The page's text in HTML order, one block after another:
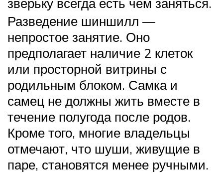
Разведение шиншилл —
непростое занятие. Оно
предполагает наличие 2 клеток
или просторной витрины с
родильным блоком. Самка и
самец не должны жить вместе в
течение полугода после родов.
Кроме того, многие владельцы
отмечают, что шуши, живущие в
паре, становятся менее ручными.